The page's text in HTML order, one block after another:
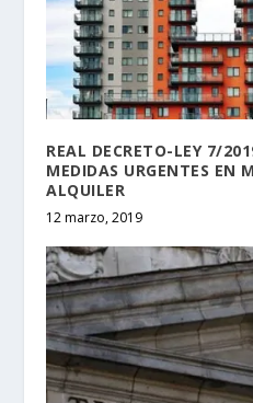
REAL DECRETO-LEY 7/
MEDIDAS URGENTES EN
ALQUILER
12 marzo, 2019